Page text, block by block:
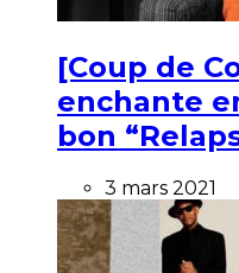
[Coup de
enchante
bon
3 mars 2021